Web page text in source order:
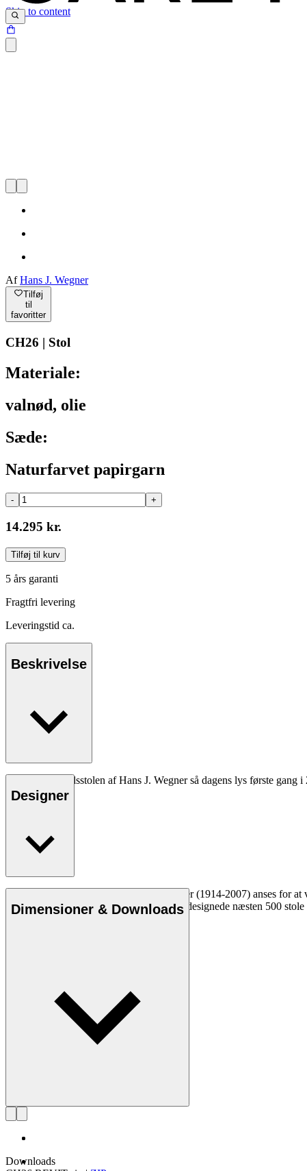
Skip to content
AfHans J. Wegner
Tilføj
til
favoritter
CH26 | Stol
Materiale:
valnød, olie
Sæde:
Naturfarvet papirgarn
- +
14.295 kr.
Tilføj til kurv
5 års garanti
Fragtfri levering
Leveringstid ca.
Beskrivelse
CH26 spisebordsstolen af Hans J. Wegner så dagens lys første
Læs mere
Designer
Den danske møbeldesigner Hans J. Wegner (1914-2007) anses for
kompromisløse tilgang til design. Wegner designede næsten 500
Dimensioner & Downloads
Downloads